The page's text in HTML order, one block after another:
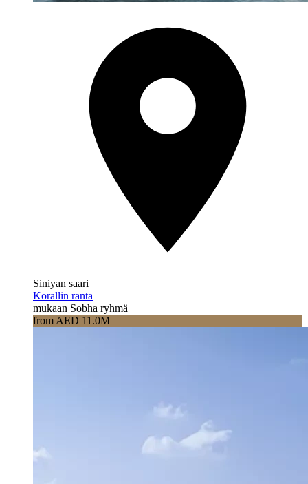
Siniyan saari
Korallin ranta
mukaan Sobha ryhmä
from AED 11.0M